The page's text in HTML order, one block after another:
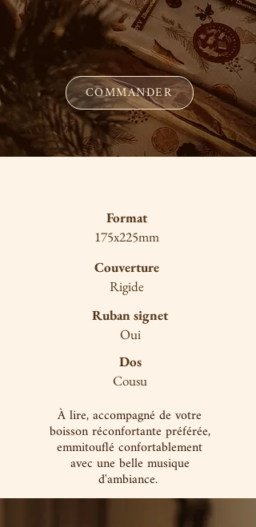
COMMANDER
Format
175x225mm
Couverture
Rigide
Ruban signet
Oui
Dos
Cousu
À lire, accompagné de votre
boisson réconfortante préférée,
emmitouflé confortablement
avec une belle musique
d'ambiance.